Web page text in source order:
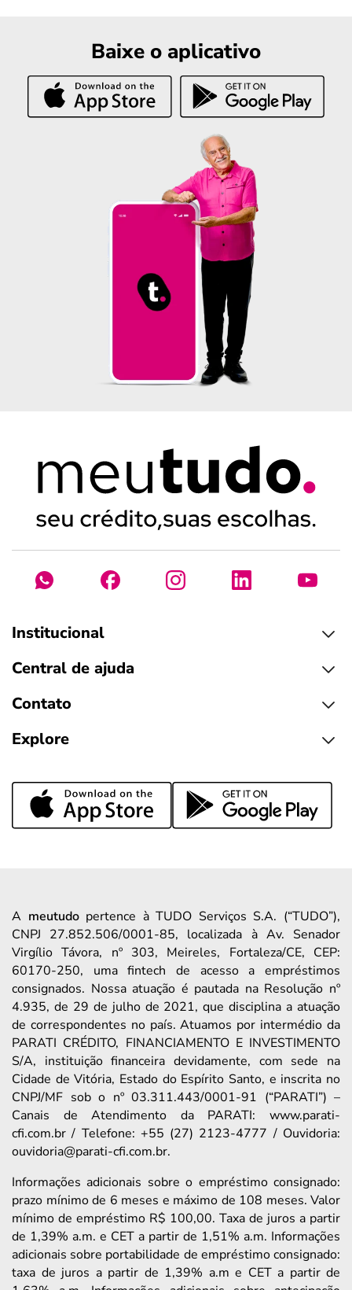
Baixe o aplicativo
Institucional
Central de ajuda
Contato
Explore
A meutudopertence à TUDO Serviços S.A. (“TUDO”),
CNPJ 27.852.506/0001-85, localizada à Av. Senador
Virgílio Távora, nº 303, Meireles, Fortaleza/CE, CEP:
60170-250, uma fintech de acesso a empréstimos
consignados. Nossa atuação é pautada na Resolução nº
4.935, de 29 de julho de 2021, que disciplina a atuação
de correspondentes no país. Atuamos por intermédio da
PARATI CRÉDITO, FINANCIAMENTO E INVESTIMENTO
S/A, instituição financeira devidamente, com sede na
Cidade de Vitória, Estado do Espírito Santo, e inscrita no
CNPJ/MF sob o nº 03.311.443/0001-91 (“PARATI”) –
Canais de Atendimento da PARATI: www.parati-
cfi.com.br / Telefone: +55 (27) 2123-4777 / Ouvidoria:
ouvidoria@parati-cfi.com.br.
Informações adicionais sobre o empréstimo consignado:
prazo mínimo de 6 meses e máximo de 108 meses. Valor
mínimo de empréstimo R$ 100,00. Taxa de juros a partir
de 1,39% a.m. e CET a partir de 1,51% a.m. Informações
adicionais sobre portabilidade de empréstimo consignado:
taxa de juros a partir de 1,39% a.m e CET a partir de